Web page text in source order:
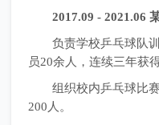
2017.09 - 2021.06
负责学校乒乓球队
员20余人，连续三年获
组织校内乒乓球比
200人。